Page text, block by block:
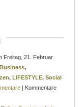
Freitag, 21. Februar
Business,
, LIFESTYLE, Social
| Kommentare